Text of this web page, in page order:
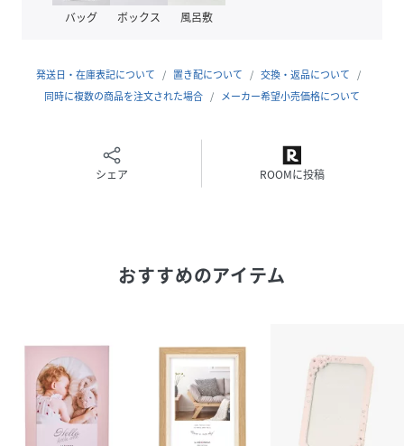
バッグ ボックス 風呂敷
発送日・在庫表記について 置き配について
交換・返品について
同時に複数の商品を注文された場合
メーカー希望小売価格について
シェア ROOMに投稿
おすすめのアイテム